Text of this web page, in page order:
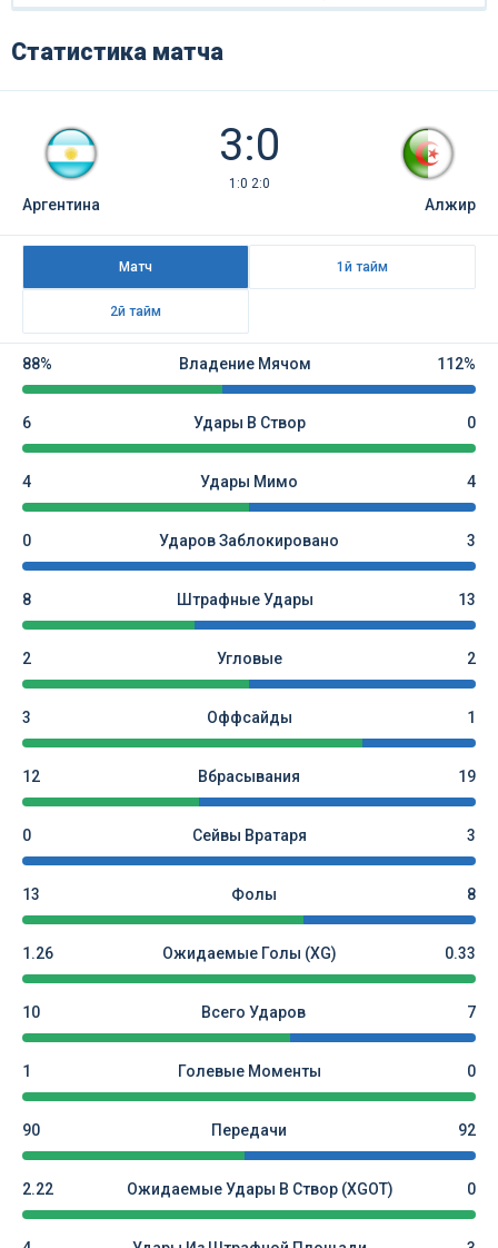
Статистика матча
3:0
1:0 2:0
Аргентина Алжир
Матч 1й тайм
2й тайм
88% Владение Мячом 112%
6 Удары В Створ 0
4 Удары Мимо 4
0 Ударов Заблокировано 3
8 Штрафные Удары 13
2 Угловые 2
3 Оффсайды 1
12 Вбрасывания 19
0 Сейвы Вратаря 3
13 Фолы 8
1.26 Ожидаемые Голы (xG) 0.33
10 Всего Ударов 7
1 Голевые Моменты 0
90 Передачи 92
2.22 Ожидаемые Удары В Створ (xGOT) 0